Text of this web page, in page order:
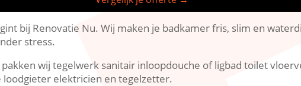
bij Renovatie Nu.​ Wij maken je badkamer fris, slim en
stress.​
wij tegelwerk sanitair inloopdouche of ligbad toilet
elektricien en tegelzetter.​